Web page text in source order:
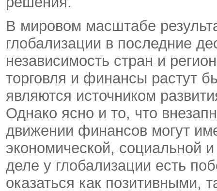
В мировом масштабе
глобализации в последние
независимость стран и
торговля и финансы растут
являются источником
Однако ясно и то, что
движении финансов могут
экономической, социальной
деле у глобализации есть
оказаться как позитивными,